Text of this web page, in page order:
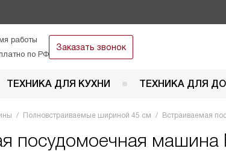
работы
по РФ
Заказать звонок
ТЕХНИКА ДЛЯ КУХНИ ТЕХНИКА ДЛЯ
Полновстраиваемые шириной 45 см Встраиваемая
посудомоечная машина